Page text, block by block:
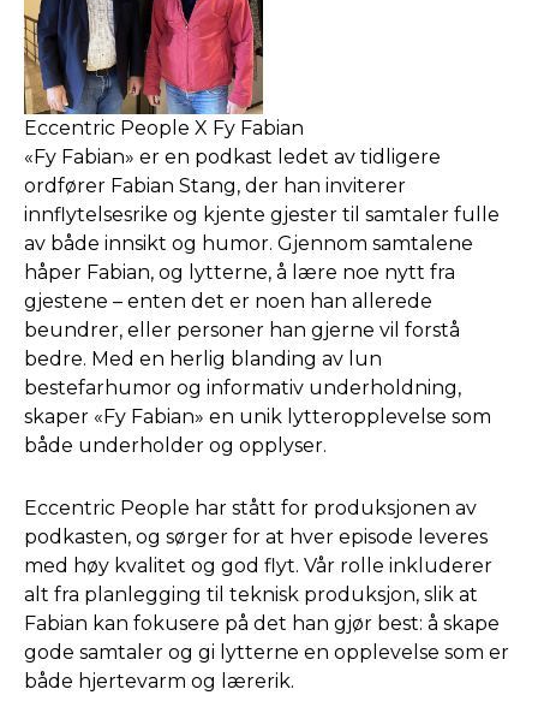
Eccentric People X Fy Fabian
«Fy Fabian» er en podkast ledet av tidligere
ordfører Fabian Stang, der han inviterer
innflytelsesrike og kjente gjester til samtaler fulle
av både innsikt og humor. Gjennom samtalene
håper Fabian, og lytterne, å lære noe nytt fra
gjestene – enten det er noen han allerede
beundrer, eller personer han gjerne vil forstå
bedre. Med en herlig blanding av lun
bestefarhumor og informativ underholdning,
skaper «Fy Fabian» en unik lytteropplevelse som
både underholder og opplyser.
Eccentric People har stått for produksjonen av
podkasten, og sørger for at hver episode leveres
med høy kvalitet og god flyt. Vår rolle inkluderer
alt fra planlegging til teknisk produksjon, slik at
Fabian kan fokusere på det han gjør best: å skape
gode samtaler og gi lytterne en opplevelse som er
både hjertevarm og lærerik.